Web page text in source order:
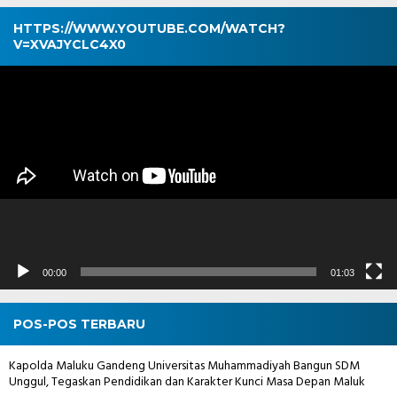
HTTPS://WWW.YOUTUBE.COM/WATCH?
V=XVAJYCLC4X0
Pemutar
00:00 01:03
POS-POS TERBARU
Kapolda Maluku Gandeng Universitas Muhammadiyah Bangun SDM
Unggul, Tegaskan Pendidikan dan Karakter Kunci Masa Depan Maluk